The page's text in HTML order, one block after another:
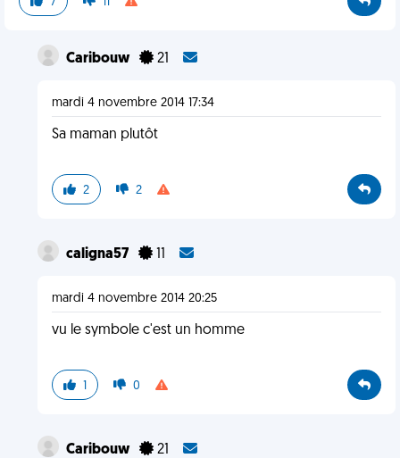
Caribouw 21
mardi 4 novembre 2014 17:34
Sa maman plutôt
2 2
caligna57 11
mardi 4 novembre 2014 20:25
vu le symbole c'est un homme
1 0
Caribouw 21